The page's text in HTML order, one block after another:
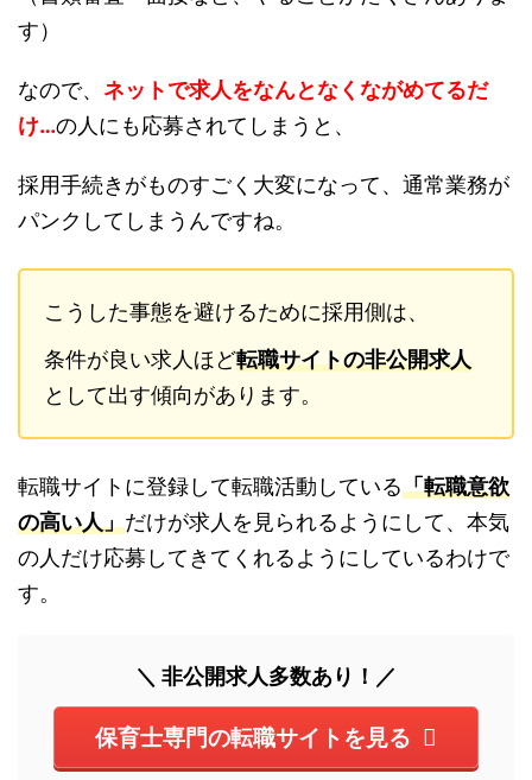
す）
なので、 ネットで求人をなんとなくながめてるだ
け…の人にも応募されてしまうと、
採用手続きがものすごく大変になって、通常業務が
パンクしてしまうんですね。
こうした事態を避けるために採用側は、
条件が良い求人ほど転職サイトの非公開求人
として出す傾向があります。
転職サイトに登録して転職活動している「転職意欲
の高い人」だけが求人を見られるようにして、本気
の人だけ応募してきてくれるようにしているわけで
す。
＼ 非公開求人多数あり！／
保育士専門の転職サイトを見る